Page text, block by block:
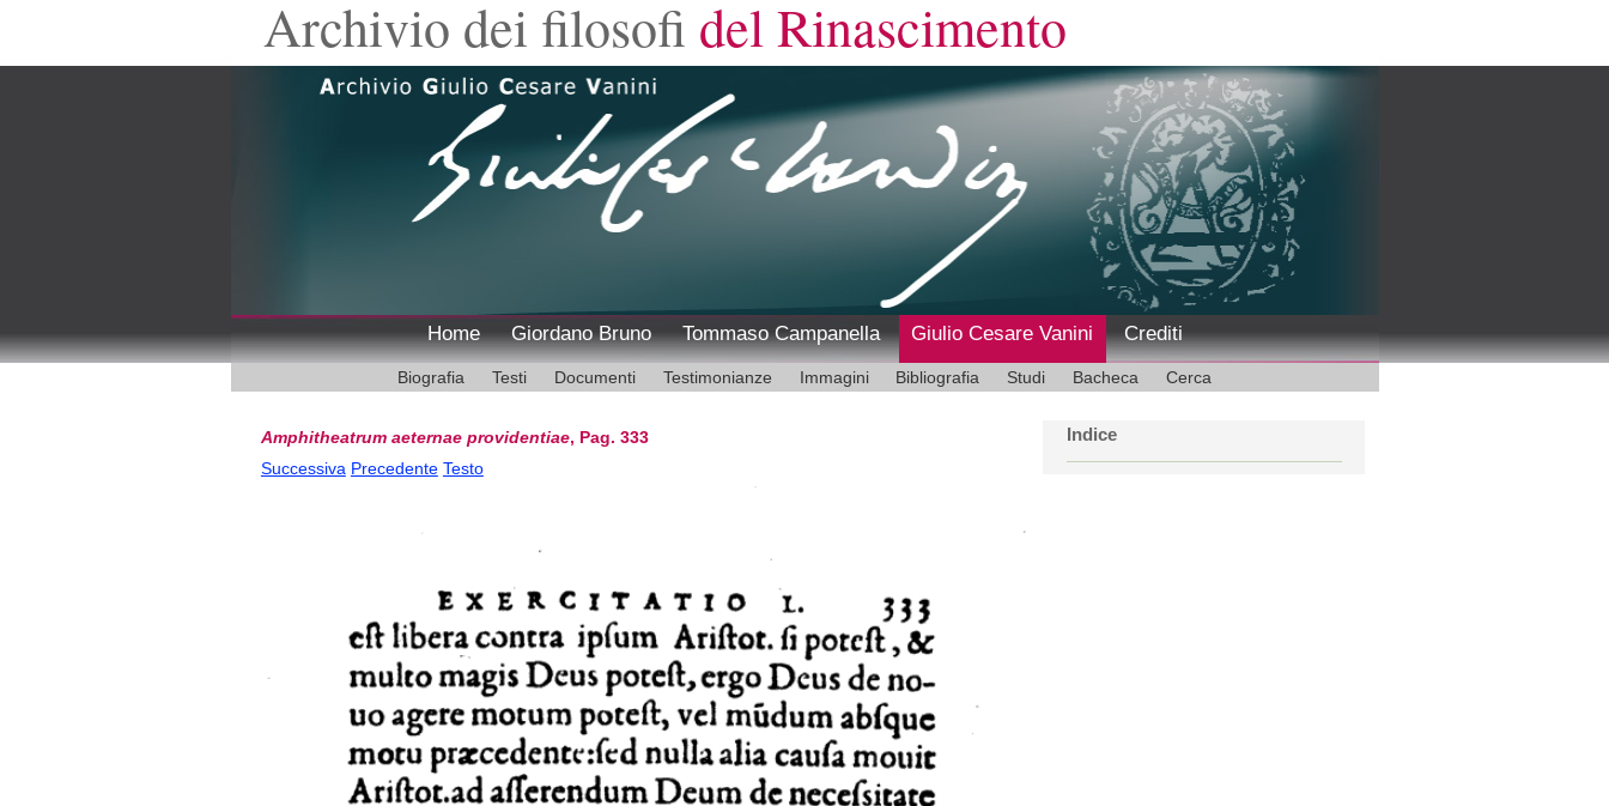
Archivio dei filosofi del Rinascimento
Home Giordano Bruno Tommaso Campanella Giulio Cesare Vanini Crediti
Biografia Testi Documenti Testimonianze Immagini Bibliografia Studi Bacheca Cerca
Amphitheatrum aeternae providentiae, Pag. 333
Successiva Precedente Testo
Indice